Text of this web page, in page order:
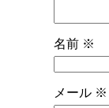
名前 ※
メール ※